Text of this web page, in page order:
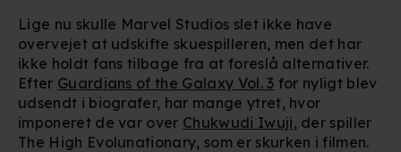
Lige nu skulle Marvel Studios slet ikke have
overvejet at udskifte skuespilleren, men det har
ikke holdt fans tilbage fra at foreslå alternativer.
Efter Guardians of the Galaxy Vol. 3 for nyligt blev
udsendt i biografer, har mange ytret, hvor
imponeret de var over Chukwudi Iwuji, der spiller
The High Evolunationary, som er skurken i filmen.